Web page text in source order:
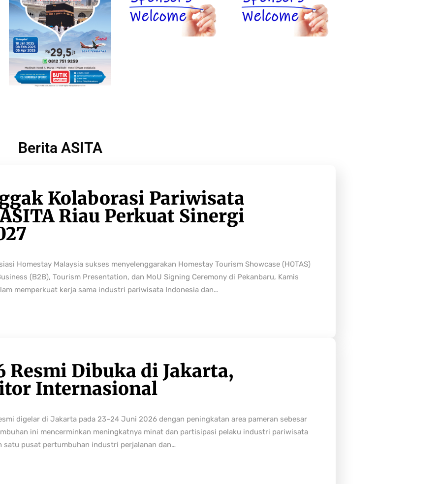
Berita ASITA
Kolaborasi Pariwisata
Riau Perkuat Sinergi
Homestay Malaysia sukses menyelenggarakan Homestay Tourism Showcase (HOTAS)
(B2B), Tourism Presentation, dan MoU Signing Ceremony di Pekanbaru, Kamis
memperkuat kerja sama industri pariwisata Indonesia dan…
Resmi Dibuka di Jakarta,
Internasional
digelar di Jakarta pada 23–24 Juni 2026 dengan peningkatan area pameran sebesar
ini mencerminkan meningkatnya minat dan partisipasi pelaku industri pariwisata
satu pusat pertumbuhan industri perjalanan dan…